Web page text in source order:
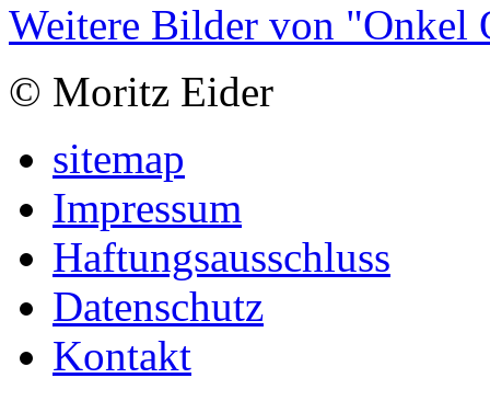
Weitere Bilder von "Onkel
© Moritz Eider
sitemap
Impressum
Haftungsausschluss
Datenschutz
Kontakt